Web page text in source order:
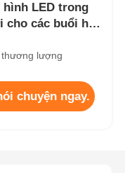
hình LED trong
cho các buổi hòa
lượng
chuyện ngay.
Bảng hiển thị kỹ thuật số LED màu đầy đủ dự phòng Độ sáng cao P2.9 7680Hz